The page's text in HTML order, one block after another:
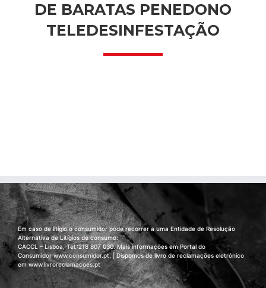
DE BARATAS PENEDONO
TELEDESINFESTAÇÃO
Em caso de litígio o consumidor pode recorrer a uma Entidade de Resolução
Alternativa de Litígios de consumo:
CACCL – Lisboa, Tel.:218 807 030. Mais informações em Portal do
Consumidorwww.consumidor.pt. | Dispomos de livro de reclamações eletrónico
emwww.livroreclamacoes.pt